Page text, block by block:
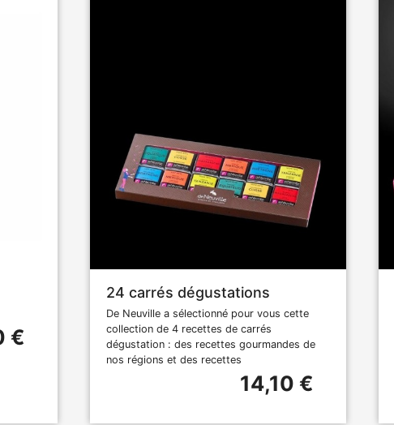
€
24 carrés dégustations
De Neuville a sélectionné pour vous cette
collection de 4 recettes de carrés
dégustation : des recettes gourmandes de
nos régions et des recettes
14,10 €